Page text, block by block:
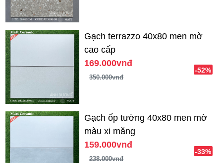
Gạch terrazzo 40x80 men mờ
cao cấp
169.000vnđ
350.000vnđ
-52%
Gạch ốp tường 40x80 men mờ
màu xi măng
159.000vnđ
238.000vnđ
-33%